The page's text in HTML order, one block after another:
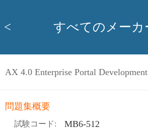
< すべてのメーカ
AX 4.0 Enterprise Portal
問題集概要
試験コード: MB6-512